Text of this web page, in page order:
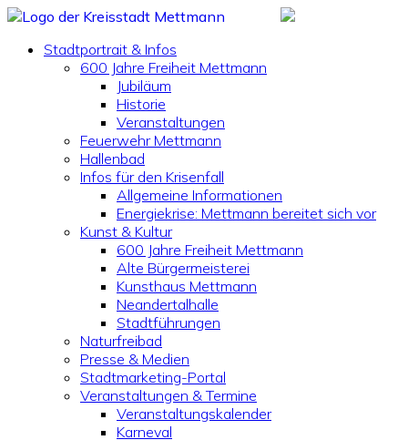
Stadtportrait & Infos
600 Jahre Freiheit Mettmann
Jubiläum
Historie
Veranstaltungen
Feuerwehr Mettmann
Hallenbad
Infos für den Krisenfall
Allgemeine Informationen
Energiekrise: Mettmann bereitet sich vor
Kunst & Kultur
600 Jahre Freiheit Mettmann
Alte Bürgermeisterei
Kunsthaus Mettmann
Neandertalhalle
Stadtführungen
Naturfreibad
Presse & Medien
Stadtmarketing-Portal
Veranstaltungen & Termine
Veranstaltungskalender
Karneval